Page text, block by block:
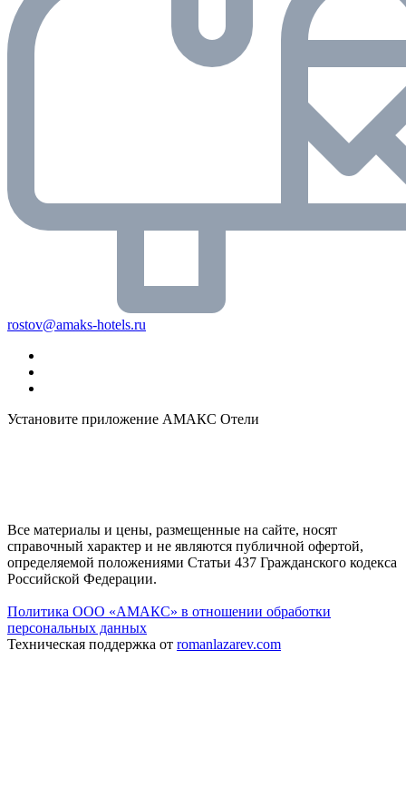
rostov@amaks-hotels.ru
Установите приложение АМАКС Отели
Все материалы и цены, размещенные на сайте, носят
справочный характер и не являются публичной офертой,
определяемой положениями Статьи 437 Гражданского кодекса
Российской Федерации.
Политика ООО «АМАКС» в отношении обработки
персональных данных
Техническая поддержка от romanlazarev.com